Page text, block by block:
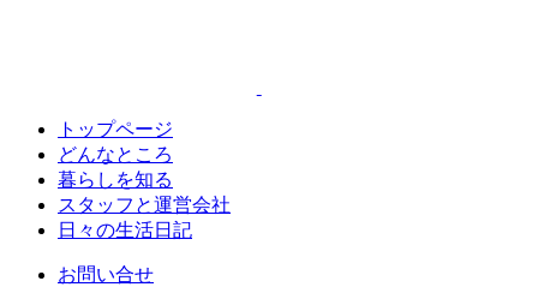
トップページ
どんなところ
暮らしを知る
スタッフと運営会社
日々の生活日記
お問い合せ